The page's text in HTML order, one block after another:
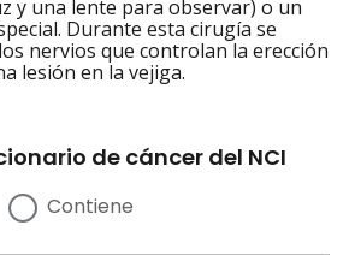
y una lente para observar) o un
Durante esta cirugía se
nervios que controlan la erección
lesión en la vejiga.
de cáncer del NCI
Contiene